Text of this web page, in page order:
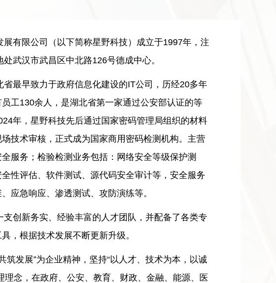
展有限公司（以下简称星野科技）成立于1997年，注
武汉市武昌区中北路126号德成中心。
早致力于政府信息化建设的IT公司，历经20多年
工130余人，是湖北省第一家通过公安部认证的等
年，星野科技先后通过国家密码管理局组织的材料
技术审核，正式成为国家商用密码检测机构。主营
服务；检验检测业务包括：网络安全等级保护测
性评估、软件测试、源代码安全审计等，安全服务
应急响应、渗透测试、攻防演练等。
新务实、经验丰富的人才团队，并配备了各类专
，根据技术发展不断更新升级。
发展”为企业精神，坚持“以人才、技术为本，以诚
理念，在政府、公安、教育、财政、金融、能源、医